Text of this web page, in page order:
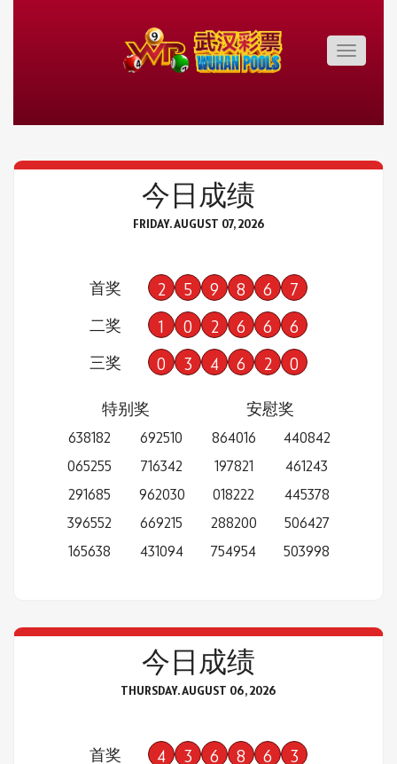
Toggle
今日成绩
FRIDAY. AUGUST 07, 2026
首奖 2 5 9 8 6 7
二奖 1 0 2 6 6 6
三奖 0 3 4 6 2 0
特别奖
638182
065255
291685
396552
165638
692510
716342
962030
669215
431094
安慰奖
864016
197821
018222
288200
754954
440842
461243
445378
506427
503998
今日成绩
THURSDAY. AUGUST 06, 2026
首奖 4 3 6 8 6 3